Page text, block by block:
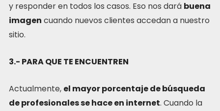
y responder en todos los casos. Eso nos dará buena
imagen cuando nuevos clientes accedan a nuestro
sitio.
3.- PARA QUE TE ENCUENTREN
Actualmente, el mayor porcentaje de búsqueda
de profesionales se hace en internet. Cuando la